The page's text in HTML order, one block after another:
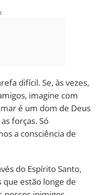
difícil. Se, às vezes,
imagine com
é um dom de Deus
forças. Só
a consciência de
do Espírito Santo,
estão longe de